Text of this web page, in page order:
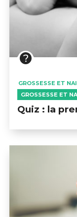
GROSSESSE ET
GROSSESSE ET
Quiz : la